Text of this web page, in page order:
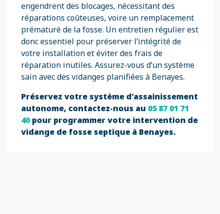
engendrent des blocages, nécessitant des
réparations coûteuses, voire un remplacement
prématuré de la fosse. Un entretien régulier est
donc essentiel pour préserver l’intégrité de
votre installation et éviter des frais de
réparation inutiles. Assurez-vous d’un système
sain avec des vidanges planifiées à Benayes.
Préservez votre système d'assainissement
autonome, contactez-nous au 05 87 01 71
40pour programmer votre intervention de
vidange de fosse septique à Benayes.